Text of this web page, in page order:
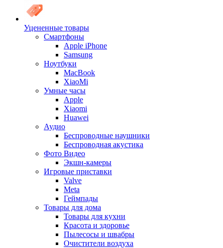
Уцененные товары
Cмартфоны
Apple iPhone
Samsung
Ноутбуки
MacBook
XiaoMi
Умные часы
Apple
Xiaomi
Huawei
Аудио
Беспроводные наушники
Беспроводная акустика
Фото Видео
Экшн-камеры
Игровые приставки
Valve
Meta
Геймпады
Товары для дома
Товары для кухни
Красота и здоровье
Пылесосы и швабры
Очистители воздуха